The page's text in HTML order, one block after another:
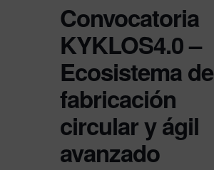
Convocatoria
KYKLOS4.0 –
Ecosistema de
fabricación
circular y ágil
avanzado